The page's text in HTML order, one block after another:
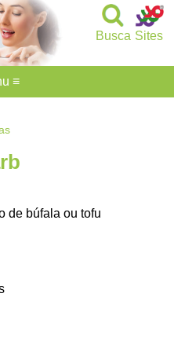
Sites
Busca
de búfala ou tofu